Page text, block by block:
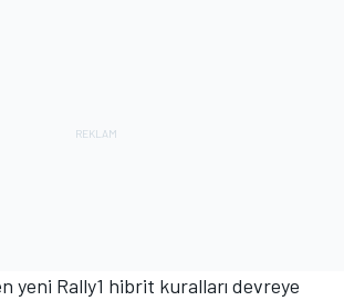
yeni Rally1 hibrit kuralları devreye